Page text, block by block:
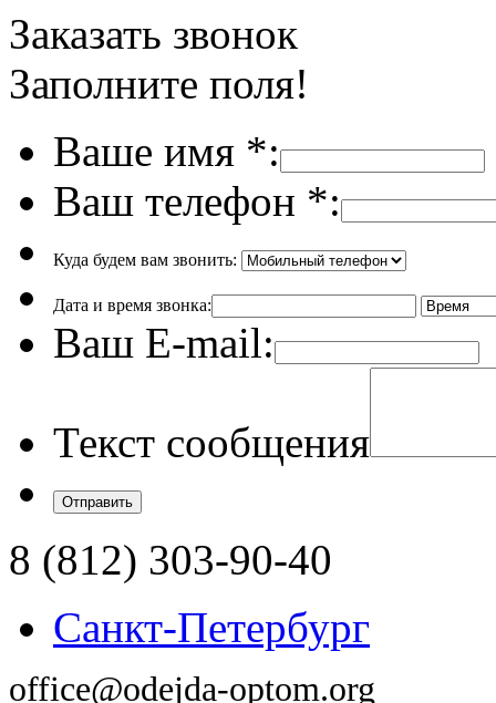
Заказать звонок
Заполните поля!
Ваше имя *:
Ваш телефон *:
Куда будем вам звонить:
Дата и время звонка:
Ваш E-mail:
Текст сообщения
8 (812) 303-90-40
Санкт-Петербург
office@odejda-optom.org